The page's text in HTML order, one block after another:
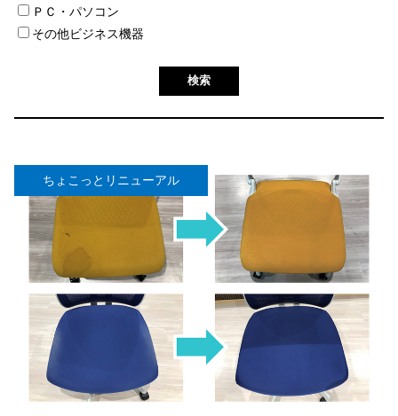
ＰＣ・パソコン
その他ビジネス機器
ちょこっとリニューアル